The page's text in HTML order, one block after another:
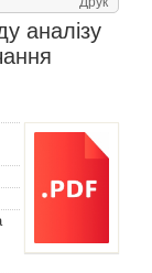
аналізу